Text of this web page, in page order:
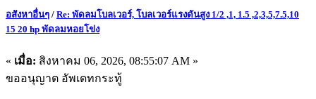
อสังหาอื่นๆ / Re: พัดลมโบลเวอร์, โบลเวอร์แรงดันสูง 1/2 ,1, 1.5 ,2,3,5,7.5,10
15 20 hp พัดลมหอยโข่ง
« เมื่อ: สิงหาคม 06, 2026, 08:55:07 AM »
ขออนุญาต อัพเดทกระทู้